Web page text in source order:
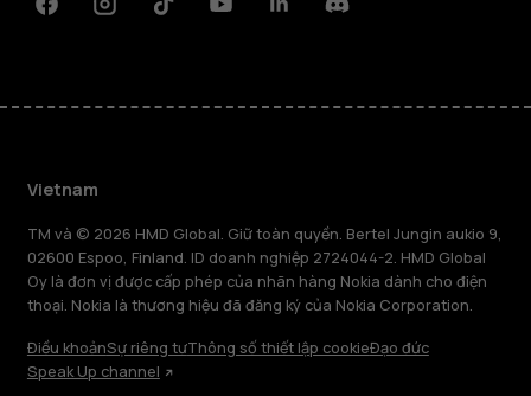
FacebookInstagramTiktokYoutubeLinkedinDiscord
Vietnam
TM và © 2026 HMD Global. Giữ toàn quyền. Bertel Jungin aukio 9,
02600 Espoo, Finland. ID doanh nghiệp 2724044-2. HMD Global
Oy là đơn vị được cấp phép của nhãn hàng Nokia dành cho điện
thoại. Nokia là thương hiệu đã đăng ký của Nokia Corporation.
Điều khoảnSự riêng tưThông số thiết lập cookieĐạo đức
Speak Up channel